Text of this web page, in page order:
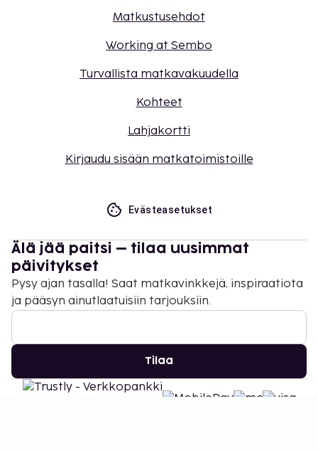
Matkustusehdot
Working at Sembo
Turvallista matkavakuudella
Kohteet
Lahjakortti
Kirjaudu sisään matkatoimistoille
Evästeasetukset
Älä jää paitsi – tilaa uusimmat
päivitykset
Pysy ajan tasalla! Saat matkavinkkejä, inspiraatiota
ja pääsyn ainutlaatuisiin tarjouksiin.
Tilaa